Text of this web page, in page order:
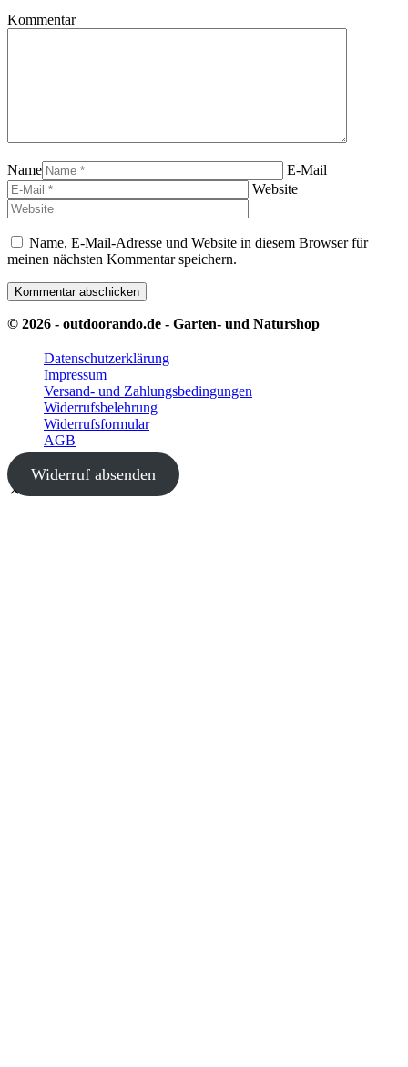
Kommentar
Name
E-Mail
Website
Name, E-Mail-Adresse und Website in diesem Browser für
meinen nächsten Kommentar speichern.
© 2026 - outdoorando.de - Garten- und Naturshop
Datenschutzerklärung
Impressum
Versand- und Zahlungsbedingungen
Widerrufsbelehrung
Widerrufsformular
AGB
Widerruf absenden